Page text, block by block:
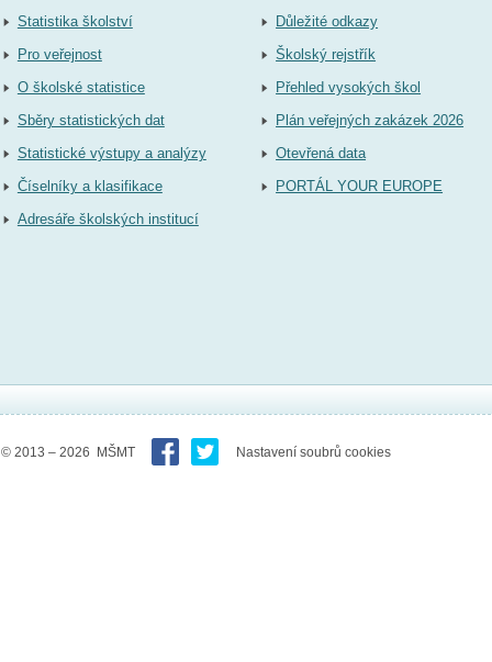
Statistika školství
Pro veřejnost
O školské statistice
Sběry statistických dat
Statistické výstupy a analýzy
Číselníky a klasifikace
Adresáře školských institucí
Důležité odkazy
Školský rejstřík
Přehled vysokých škol
Plán veřejných zakázek 2026
Otevřená data
PORTÁL YOUR EUROPE
© 2013 – 2026 MŠMT Nastavení soubrů cookies